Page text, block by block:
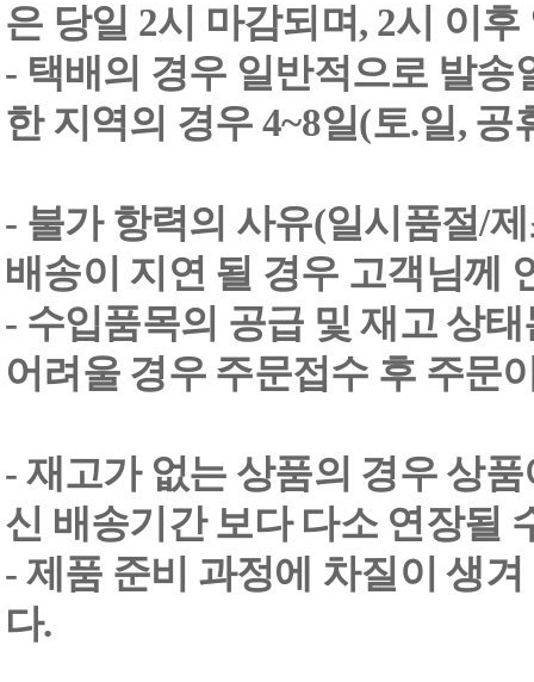
은 당일 2시 마감되며, 2시 이
- 택배의 경우 일반적으로 발송
한 지역의 경우 4~8일(토.일,
- 불가 항력의 사유(일시품절/
배송이 지연 될 경우 고객님께
- 수입품목의 공급 및 재고 상
어려울 경우 주문접수 후 주문
- 재고가 없는 상품의 경우 상
신 배송기간 보다 다소 연장될
- 제품 준비 과정에 차질이 생
다.